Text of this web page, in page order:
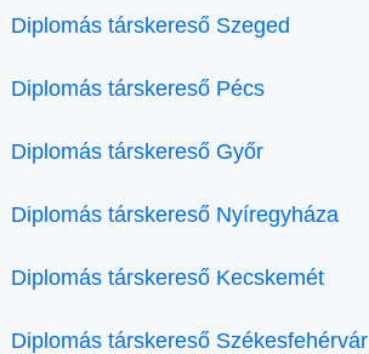
Diplomás társkereső Szeged
Diplomás társkereső Pécs
Diplomás társkereső Győr
Diplomás társkereső Nyíregyháza
Diplomás társkereső Kecskemét
Diplomás társkereső Székesfehérvár